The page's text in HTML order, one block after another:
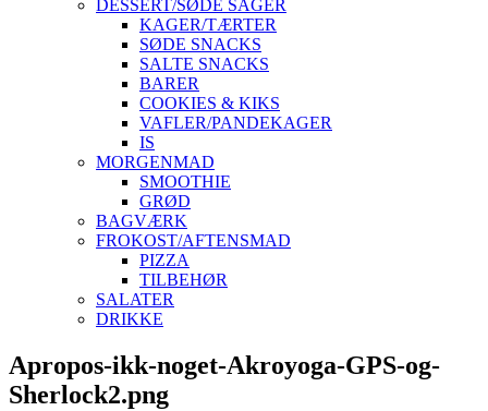
DESSERT/SØDE SAGER
KAGER/TÆRTER
SØDE SNACKS
SALTE SNACKS
BARER
COOKIES & KIKS
VAFLER/PANDEKAGER
IS
MORGENMAD
SMOOTHIE
GRØD
BAGVÆRK
FROKOST/AFTENSMAD
PIZZA
TILBEHØR
SALATER
DRIKKE
Skip
to
content
Apropos-ikk-noget-Akroyoga-GPS-og-
Sherlock2.png